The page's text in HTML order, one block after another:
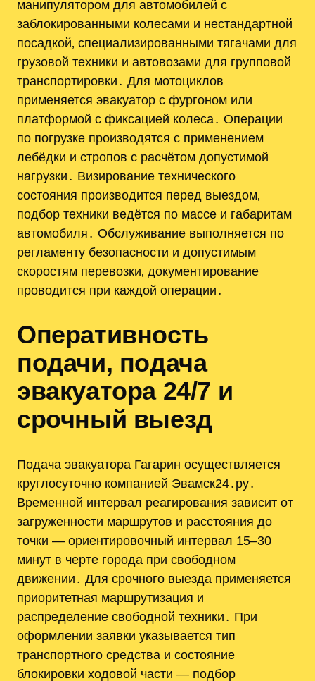
манипулятором для автомобилей с
заблокированными колесами и нестандартной
посадкой‚ специализированными тягачами для
грузовой техники и автовозами для групповой
транспортировки․ Для мотоциклов
применяется эвакуатор с фургоном или
платформой с фиксацией колеса․ Операции
по погрузке производятся с применением
лебёдки и стропов с расчётом допустимой
нагрузки․ Визирование технического
состояния производится перед выездом‚
подбор техники ведётся по массе и габаритам
автомобиля․ Обслуживание выполняется по
регламенту безопасности и допустимым
скоростям перевозки‚ документирование
проводится при каждой операции․
Оперативность
подачи, подача
эвакуатора 24/7 и
срочный выезд
Подача эвакуатора Гагарин осуществляется
круглосуточно компанией Эвамск24․ру․
Временной интервал реагирования зависит от
загруженности маршрутов и расстояния до
точки — ориентировочный интервал 15–30
минут в черте города при свободном
движении․ Для срочного выезда применяется
приоритетная маршрутизация и
распределение свободной техники․ При
оформлении заявки указывается тип
транспортного средства и состояние
блокировки ходовой части — подбор